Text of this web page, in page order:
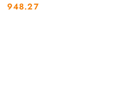
Cena:
948.27